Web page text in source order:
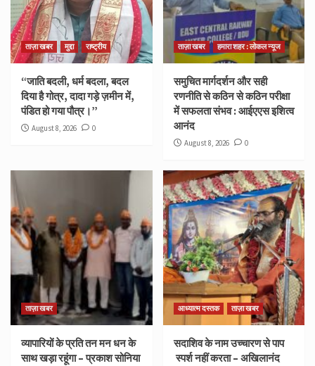
ताज़ा खबर मुद्दा राष्ट्रीय
“जाति बदली, धर्म बदला, बदल
दिया है गोत्र, दादा गड़े ज़मीन में,
पंडित हो गया पौत्र।”
August 8, 2026 0
ताज़ा खबर हमारा शहर : लोकल न्यूज
समुचित मार्गदर्शन और सही
रणनीति से कठिन से कठिन परीक्षा
में सफलता संभव : आईएएस इशित्व
आनंद
August 8, 2026 0
ताज़ा खबर
व्यापारियों के प्रति तन मन धन के
साथ खड़ा रहूंगा – प्रकाश सोनिया
आध्यात्म दस्तक ताज़ा खबर
सदाशिव के नाम उच्चारण से पाप
स्पर्श नहीं करता – अखिलानंद